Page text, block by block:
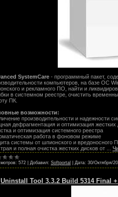
SystemCare - программный пакет,
компьютеров, на базе ОС
и рекламного ПО, найти и
в системном реестре, очистить
ПК.
возможности:
производительности и надежности
дефрагментация и оптимизация жестких
и оптимизация системного реестра
работа в фоновом режиме
системы от шпионского и вредоносного
и полная очистка жестких дисков от
572 Добавил: Softportal Дата: 30/Октября/
Uninstall Tool 3.3.2 Build 5314 Final